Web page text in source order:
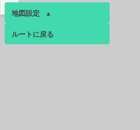
重要伝統的建造物群保存地区
佐渡市宿根木
地図設定 ▴
ベース ▴
ルートに戻る